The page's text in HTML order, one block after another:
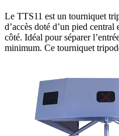
Le TTS11 est un tourniquet
d’accès doté d’un pied
côté. Idéal pour séparer
minimum. Ce tourniquet